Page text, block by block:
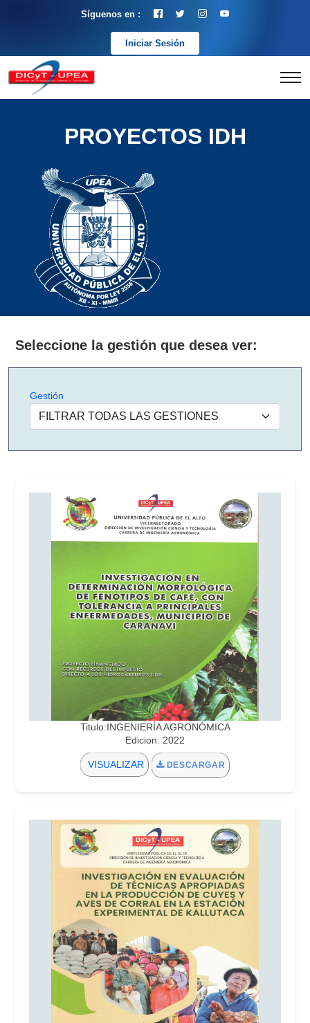
Síguenos en :
Iniciar Sesión
PROYECTOS IDH
Seleccione la gestión que desea ver:
Gestión
Titulo:INGENIERÍA AGRONÓMICA
Edicion: 2022
VISUALIZAR DESCARGAR